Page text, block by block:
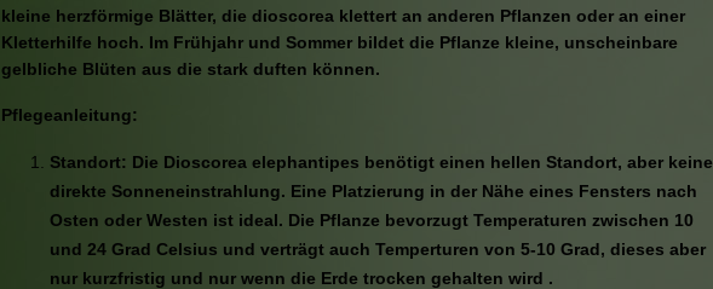
kleine herzförmige Blätter, die dioscorea klettert an anderen Pflanzen oder an einer
Kletterhilfe hoch. Im Frühjahr und Sommer bildet die Pflanze kleine, unscheinbare
gelbliche Blüten aus die stark duften können.
Pflegeanleitung:
Standort: Die Dioscorea elephantipes benötigt einen hellen Standort, aber keine
direkte Sonneneinstrahlung. Eine Platzierung in der Nähe eines Fensters nach
Osten oder Westen ist ideal. Die Pflanze bevorzugt Temperaturen zwischen 10
und 24 Grad Celsius und verträgt auch Temperturen von 5-10 Grad, dieses aber
nur kurzfristig und nur wenn die Erde trocken gehalten wird .